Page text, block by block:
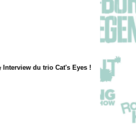
Interview du trio Cat's Eyes !